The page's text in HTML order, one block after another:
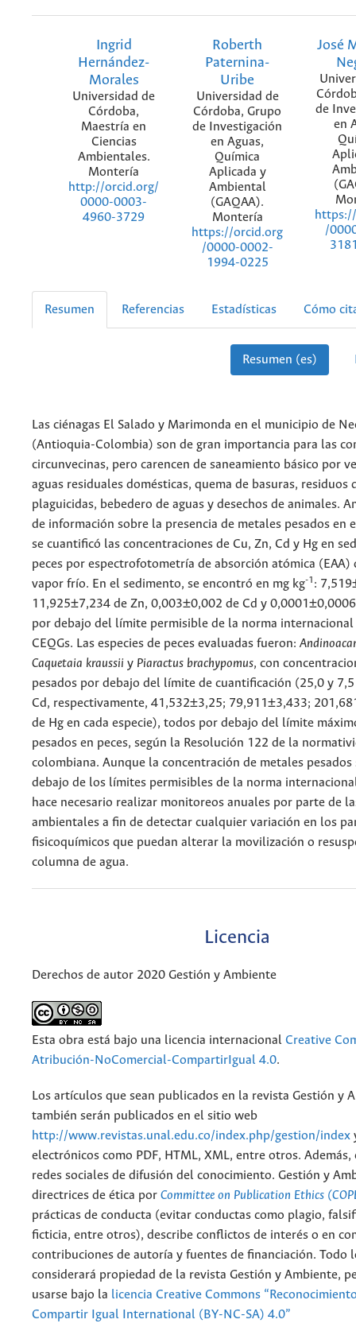
Ingrid
Hernández-
Morales
Universidad de
Córdoba,
Maestría en
Ciencias
Ambientales.
Montería
http://orcid.org/
0000-0003-
4960-3729
Roberth
Paternina-
Uribe
Universidad de
Córdoba, Grupo
de Investigación
en Aguas,
Química
Aplicada y
Ambiental
(GAQAA).
Montería
https://orcid.org
/0000-0002-
1994-0225
José
de
en
/
Resumen Referencias Estadísticas Cómo
Resumen (es)
Las ciénagas El Salado y Marimonda en el municipio de
(Antioquia-Colombia) son de gran importancia para las
circunvecinas, pero carencen de saneamiento básico por
aguas residuales domésticas, quema de basuras, residuos
plaguicidas, bebedero de aguas y desechos de animales.
de información sobre la presencia de metales pesados en
se cuantificó las concentraciones de Cu, Zn, Cd y Hg en
peces por espectrofotometría de absorción atómica (EAA)
vapor frío. En el sedimento, se encontró en mg kg-1 :
11,925±7,234 de Zn, 0,003±0,002 de Cd y
por debajo del límite permisible de la norma internacional
CEQGs. Las especies de peces evaluadas fueron:
Caquetaia kraussii y Piaractus brachypomus, con
pesados por debajo del límite de cuantificación (25,0 y
Cd, respectivamente, 41,532±3,25; 79,911±3,433;
de Hg en cada especie), todos por debajo del límite
pesados en peces, según la Resolución 122 de la
colombiana. Aunque la concentración de metales
debajo de los límites permisibles de la norma
hace necesario realizar monitoreos anuales por parte de
ambientales a fin de detectar cualquier variación en los
fisicoquímicos que puedan alterar la movilización o
columna de agua.
Licencia
Derechos de autor 2020 Gestión y Ambiente
Esta obra está bajo una licencia internacional Creative
Atribución-NoComercial-CompartirIgual 4.0.
Los artículos que sean publicados en la revista Gestión y
también serán publicados en el sitio web
http://www.revistas.unal.edu.co/index.php/gestion/index
electrónicos como PDF, HTML, XML, entre otros.
redes sociales de difusión del conocimiento. Gestión y
directrices de ética por Committee on Publication Ethics
prácticas de conducta (evitar conductas como plagio,
ficticia, entre otros), describe conflictos de interés o en
contribuciones de autoría y fuentes de financiación. Todo
considerará propiedad de la revista Gestión y Ambiente,
usarse bajo la licencia Creative Commons
Compartir Igual International (BY-NC-SA) 4.0”